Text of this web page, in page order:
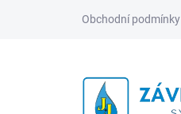
Obchodní podmínky